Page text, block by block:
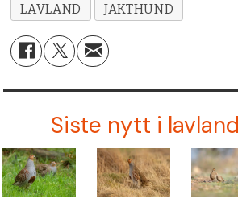
LAVLAND
JAKTHUND
Siste nytt i